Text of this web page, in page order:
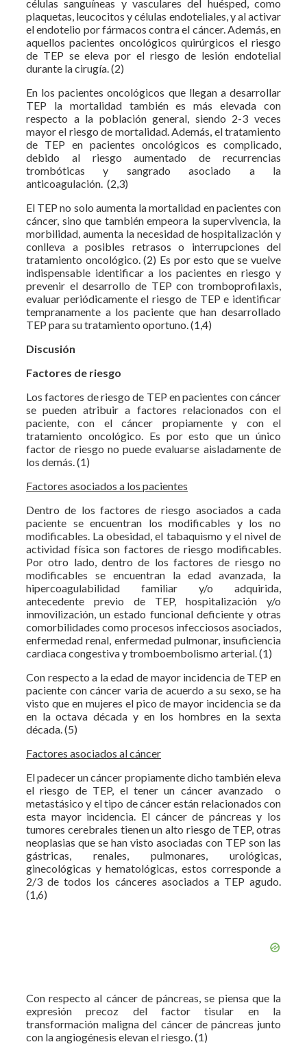
células sanguíneas y vasculares del huésped, como
plaquetas, leucocitos y células endoteliales, y al activar
el endotelio por fármacos contra el cáncer. Además, en
aquellos pacientes oncológicos quirúrgicos el riesgo
de TEP se eleva por el riesgo de lesión endotelial
durante la cirugía. (2)
En los pacientes oncológicos que llegan a desarrollar
TEP la mortalidad también es más elevada con
respecto a la población general, siendo 2-3 veces
mayor el riesgo de mortalidad. Además, el tratamiento
de TEP en pacientes oncológicos es complicado,
debido al riesgo aumentado de recurrencias
trombóticas y sangrado asociado a la
anticoagulación. (2,3)
El TEP no solo aumenta la mortalidad en pacientes con
cáncer, sino que también empeora la supervivencia, la
morbilidad, aumenta la necesidad de hospitalización y
conlleva a posibles retrasos o interrupciones del
tratamiento oncológico. (2) Es por esto que se vuelve
indispensable identificar a los pacientes en riesgo y
prevenir el desarrollo de TEP con tromboprofilaxis,
evaluar periódicamente el riesgo de TEP e identificar
tempranamente a los paciente que han desarrollado
TEP para su tratamiento oportuno. (1,4)
Discusión
Factores de riesgo
Los factores de riesgo de TEP en pacientes con cáncer
se pueden atribuir a factores relacionados con el
paciente, con el cáncer propiamente y con el
tratamiento oncológico. Es por esto que un único
factor de riesgo no puede evaluarse aisladamente de
los demás. (1)
Factores asociados a los pacientes
Dentro de los factores de riesgo asociados a cada
paciente se encuentran los modificables y los no
modificables. La obesidad, el tabaquismo y el nivel de
actividad física son factores de riesgo modificables.
Por otro lado, dentro de los factores de riesgo no
modificables se encuentran la edad avanzada, la
hipercoagulabilidad familiar y/o adquirida,
antecedente previo de TEP, hospitalización y/o
inmovilización, un estado funcional deficiente y otras
comorbilidades como procesos infecciosos asociados,
enfermedad renal, enfermedad pulmonar, insuficiencia
cardiaca congestiva y tromboembolismo arterial. (1)
Con respecto a la edad de mayor incidencia de TEP en
paciente con cáncer varia de acuerdo a su sexo, se ha
visto que en mujeres el pico de mayor incidencia se da
en la octava década y en los hombres en la sexta
década. (5)
Factores asociados al cáncer
El padecer un cáncer propiamente dicho también eleva
el riesgo de TEP, el tener un cáncer avanzado o
metastásico y el tipo de cáncer están relacionados con
esta mayor incidencia. El cáncer de páncreas y los
tumores cerebrales tienen un alto riesgo de TEP, otras
neoplasias que se han visto asociadas con TEP son las
gástricas, renales, pulmonares, urológicas,
ginecológicas y hematológicas, estos corresponde a
2/3 de todos los cánceres asociados a TEP agudo.
(1,6)
Con respecto al cáncer de páncreas, se piensa que la
expresión precoz del factor tisular en la
transformación maligna del cáncer de páncreas junto
con la angiogénesis elevan el riesgo. (1)